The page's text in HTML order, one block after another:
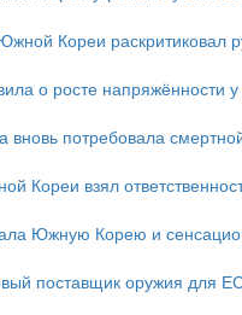
Кореи раскритиковал
о росте
вновь потребовала
Кореи взял
Южную Корею и
поставщик оружия для